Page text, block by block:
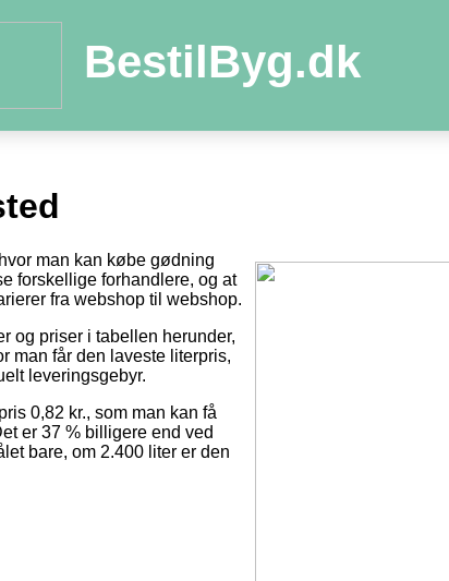
BestilByg.dk
man kan købe gødning
forskellige forhandlere, og at
fra webshop til webshop.
og priser i tabellen herunder,
man får den laveste literpris,
leveringsgebyr.
0,82 kr., som man kan få
er 37 % billigere end ved
bare, om 2.400 liter er den